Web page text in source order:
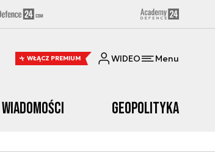
WŁĄCZ PREMIUM WIDEO Menu
Wiadomości Geopolityka